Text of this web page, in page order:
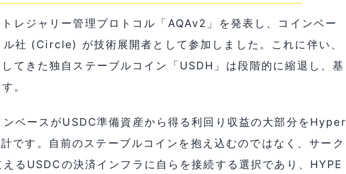
レジャリー管理プロトコル「AQAv2」を発表し、コインベー
ル社 (Circle) が技術展開者として参加しました。これに伴い、
てきた独自ステーブルコイン「USDH」は段階的に縮退し、基
。
ベースがUSDC準備資産から得る利回り収益の大部分をHyper
です。自前のステーブルコインを抱え込むのではなく、サーク
るUSDCの決済インフラに自らを接続する選択であり、HYPE